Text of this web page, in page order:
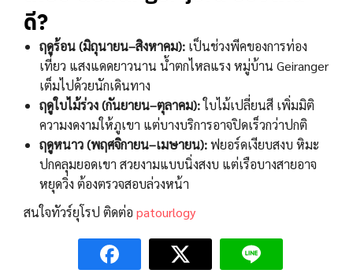
ดี?
ฤดูร้อน (มิถุนายน–สิงหาคม): เป็นช่วงพีคของการท่อง
เที่ยว แสงแดดยาวนาน น้ำตกไหลแรง หมู่บ้าน Geiranger
เต็มไปด้วยนักเดินทาง
ฤดูใบไม้ร่วง (กันยายน–ตุลาคม):ใบไม้เปลี่ยนสี เพิ่มมิติ
ความงดงามให้ภูเขา แต่บางบริการอาจปิดเร็วกว่าปกติ
ฤดูหนาว (พฤศจิกายน–เมษายน):ฟยอร์ดเงียบสงบ หิมะ
ปกคลุมยอดเขา สวยงามแบบนิ่งสงบ แต่เรือบางสายอาจ
หยุดวิ่ง ต้องตรวจสอบล่วงหน้า
สนใจทัวร์ยุโรป ติดต่อ patourlogy